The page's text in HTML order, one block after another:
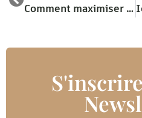
Comment maximiser l’impact d’un stand en 5 secondes